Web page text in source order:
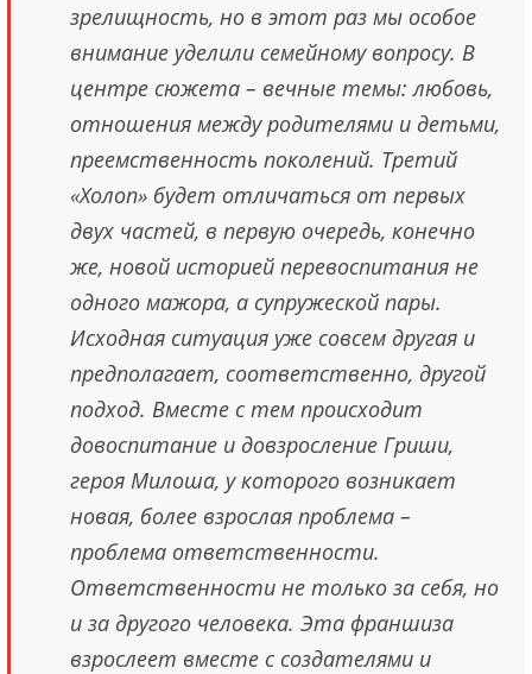
зрелищность, но в этот раз мы особое
внимание уделили семейному вопросу. В
центре сюжета – вечные темы: любовь,
отношения между родителями и детьми,
преемственность поколений. Третий
«Холоп» будет отличаться от первых
двух частей, в первую очередь, конечно
же, новой историей перевоспитания не
одного мажора, а супружеской пары.
Исходная ситуация уже совсем другая и
предполагает, соответственно, другой
подход. Вместе с тем происходит
довоспитание и довзросление Гриши,
героя Милоша, у которого возникает
новая, более взрослая проблема –
проблема ответственности.
Ответственности не только за себя, но
и за другого человека. Эта франшиза
взрослеет вместе с создателями и